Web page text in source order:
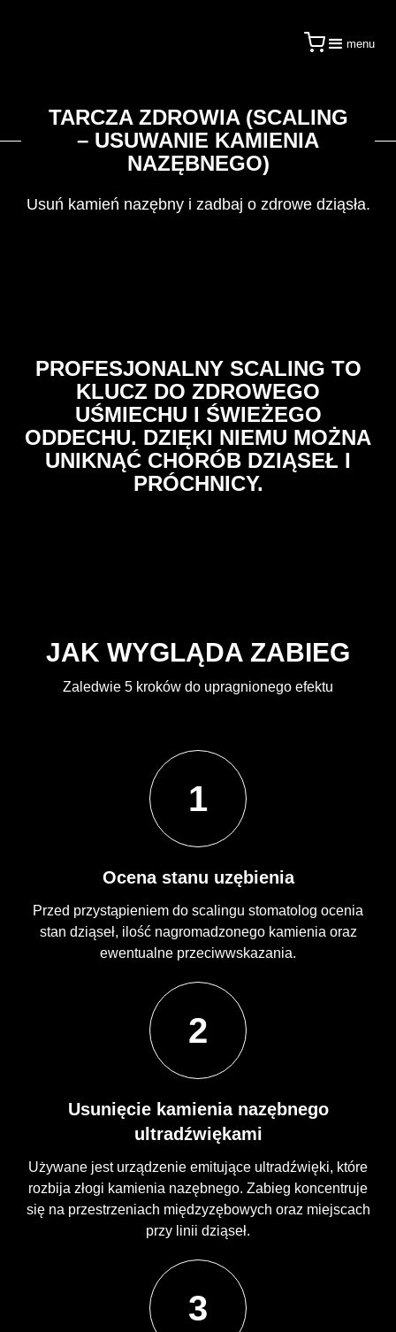
menu
TARCZA ZDROWIA (SCALING
– USUWANIE KAMIENIA
NAZĘBNEGO)
Usuń kamień nazębny i zadbaj o zdrowe dziąsła.
PROFESJONALNY SCALING TO
KLUCZ DO ZDROWEGO
UŚMIECHU I ŚWIEŻEGO
ODDECHU. DZIĘKI NIEMU MOŻNA
UNIKNĄĆ CHORÓB DZIĄSEŁ I
PRÓCHNICY.
JAK WYGLĄDA ZABIEG
Zaledwie 5 kroków do upragnionego efektu
1
Ocena stanu uzębienia
Przed przystąpieniem do scalingu stomatolog ocenia
stan dziąseł, ilość nagromadzonego kamienia oraz
ewentualne przeciwwskazania.
2
Usunięcie kamienia nazębnego
ultradźwiękami
Używane jest urządzenie emitujące ultradźwięki, które
rozbija złogi kamienia nazębnego. Zabieg koncentruje
się na przestrzeniach międzyzębowych oraz miejscach
przy linii dziąseł.
3